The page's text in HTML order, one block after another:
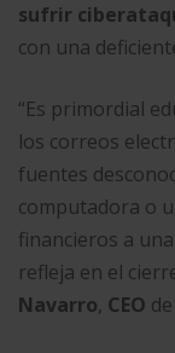
sufrir
con una
“Es primordial
los correos
fuentes
computadora o
financieros a
refleja en el
Navarro, CEO de